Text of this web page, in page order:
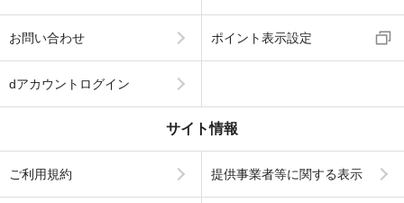
お問い合わせ ポイント表示設定
dアカウントログイン
サイト情報
ご利用規約 提供事業者等に関する表示